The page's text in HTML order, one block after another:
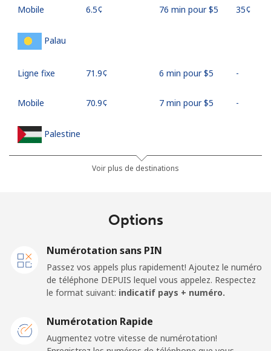
Mobile ⁦6.5¢⁩ 76 min pour ⁦$5⁩ ⁦35¢⁩
Palau
Ligne fixe ⁦71.9¢⁩ 6 min pour ⁦$5⁩ -
Mobile ⁦70.9¢⁩ 7 min pour ⁦$5⁩ -
Palestine
⁦27.9¢⁩ 17 min pour ⁦$5⁩
Ligne fixe
⁦19.9¢⁩ 25 min pour ⁦$5⁩
Papua New Guinea
Voir plus de destinations
Options
Numérotation sans PIN
Passez vos appels plus rapidement! Ajoutez le numéro
de téléphone DEPUIS lequel vous appelez. Respectez
le format suivant: indicatif pays + numéro.
Numérotation Rapide
Augmentez votre vitesse de numérotation!